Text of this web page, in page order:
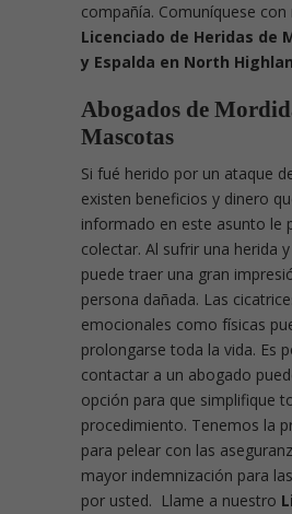
compañía. Comuníquese con
Licenciado de Heridas de
y Espalda en North
Abogados de
Mascotas
Si fué herido por un ataque
existen beneficios y dinero
informado en este asunto le
colectar. Al sufrir una herida
puede traer una gran
persona dañada. Las
emocionales como físicas
prolongarse toda la vida. Es
contactar a un abogado
opción para que simplifique
procedimiento. Tenemos la
para pelear con las
mayor indemnización para
por usted. Llame a nuestro